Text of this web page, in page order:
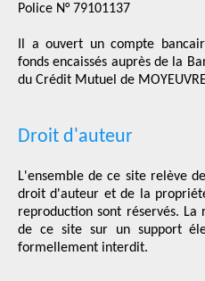
Police N° 79101137
Il a ouvert un compte
fonds encaissés auprès de la
du Crédit Mutuel de
Droit d'auteur
L'ensemble de ce site relève
droit d'auteur et de la
reproduction sont réservés.
de ce site sur un support
formellement interdit.